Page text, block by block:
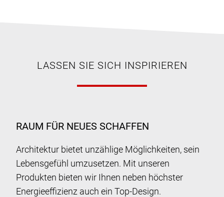
LASSEN SIE SICH INSPIRIEREN
RAUM FÜR NEUES SCHAFFEN
Architektur bietet unzählige Möglichkeiten, sein
Lebensgefühl umzusetzen. Mit unseren
Produkten bieten wir Ihnen neben höchster
Energieeffizienz auch ein Top-Design.